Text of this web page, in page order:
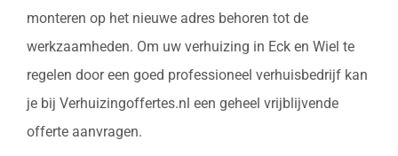
monteren op het nieuwe adres behoren tot de
werkzaamheden. Om uw verhuizing in Eck en Wiel te
regelen door een goed professioneel verhuisbedrijf kan
je bij Verhuizingoffertes.nl een geheel vrijblijvende
offerte aanvragen.